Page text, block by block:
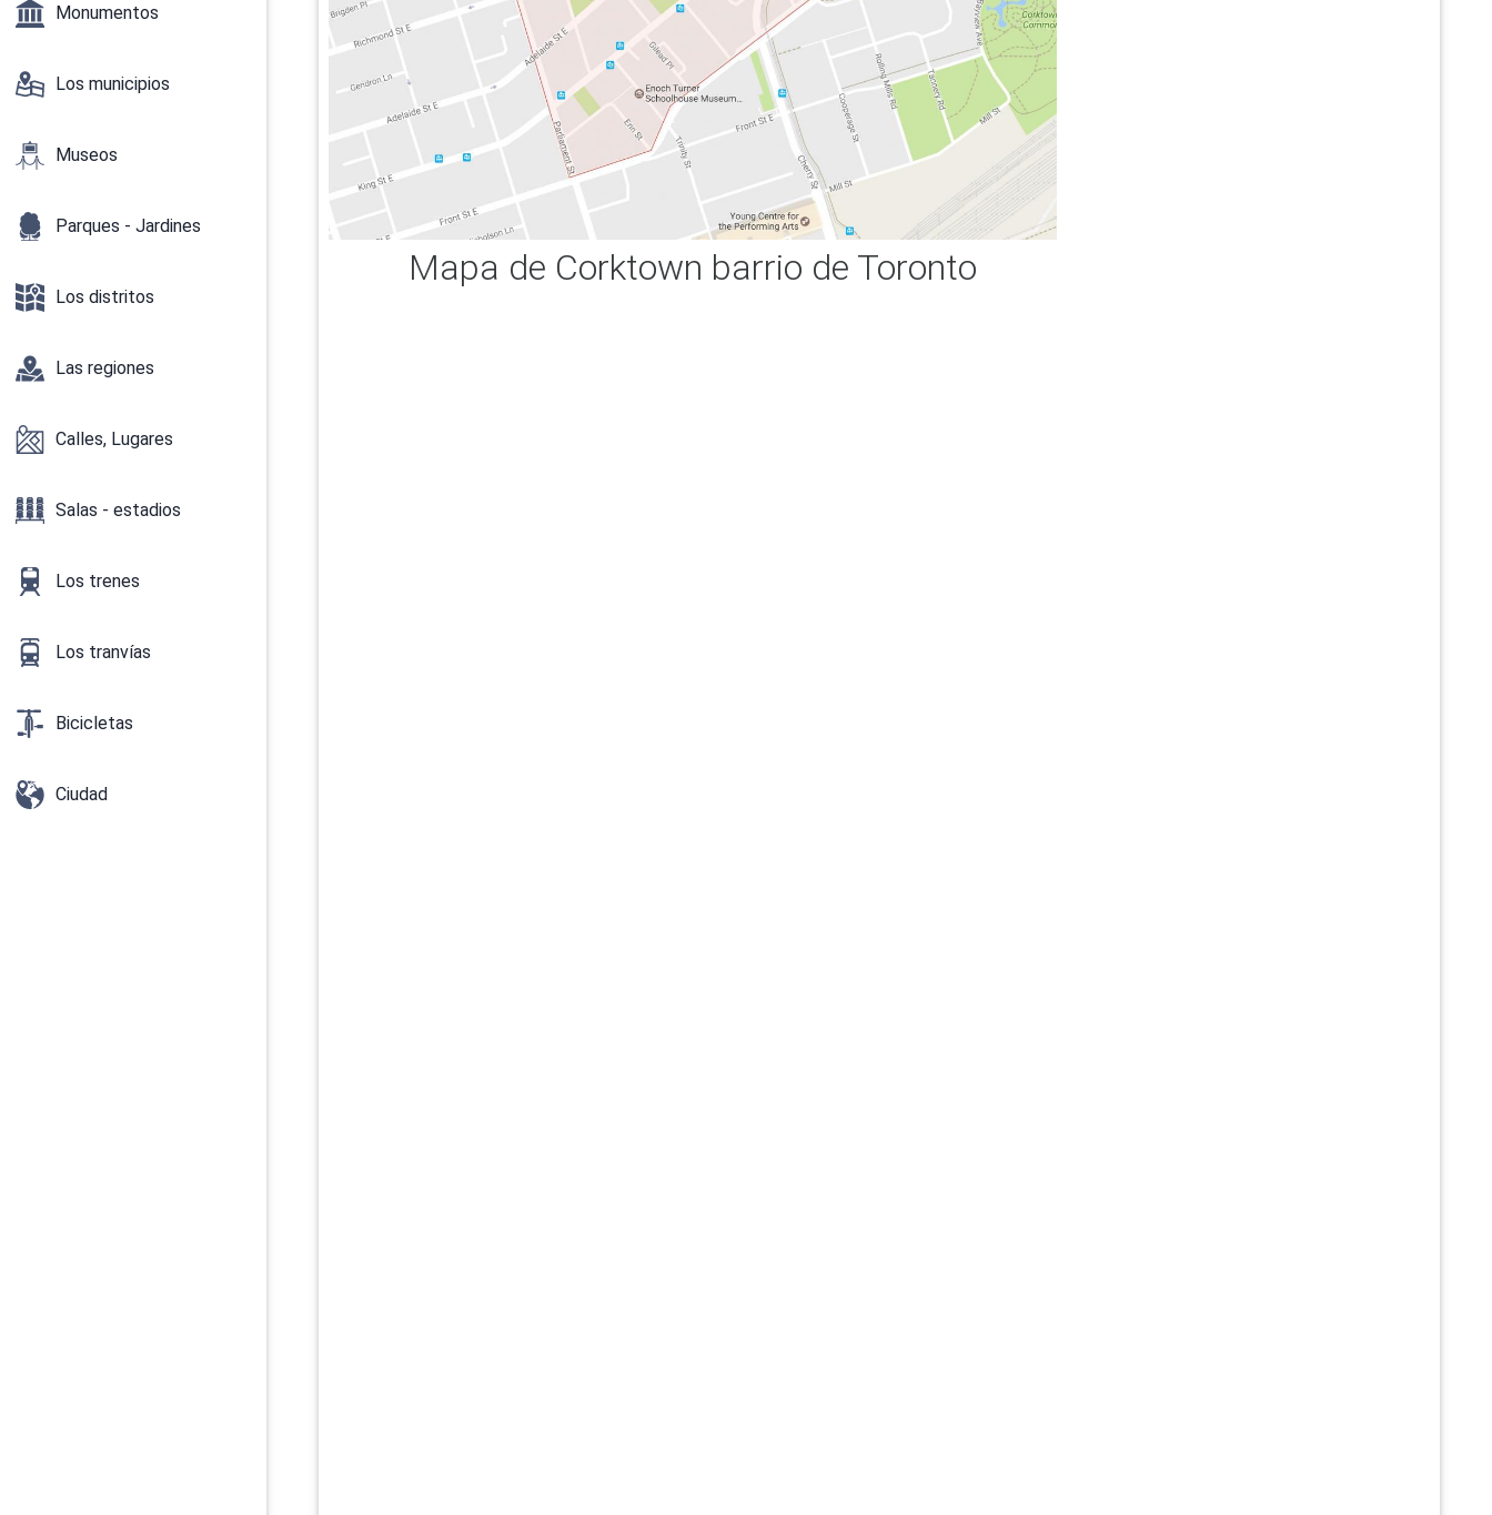
Monumentos
Los municipios
Museos
Parques - Jardines
Los distritos
Las regiones
Calles, Lugares
Salas - estadios
Los trenes
Los tranvías
Bicicletas
Ciudad
Mapa de Corktown barrio de Toronto